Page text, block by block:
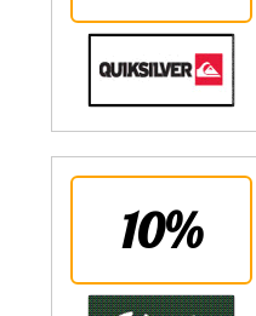
10%